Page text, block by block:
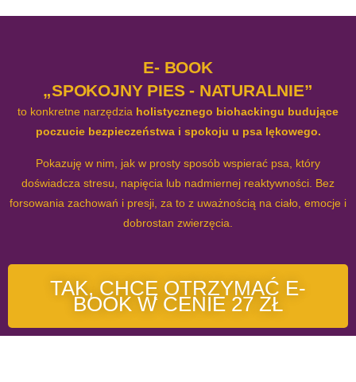
E- BOOK
„SPOKOJNY PIES - NATURALNIE”
to konkretne narzędzia holistycznego biohackingu budujące
poczucie bezpieczeństwa i spokoju u psa lękowego.
Pokazuję w nim, jak w prosty sposób wspierać psa, który
doświadcza stresu, napięcia lub nadmiernej reaktywności. Bez
forsowania zachowań i presji, za to z uważnością na ciało, emocje i
dobrostan zwierzęcia.
TAK, CHCĘ OTRZYMAĆ E-
BOOK W CENIE 27 ZŁ